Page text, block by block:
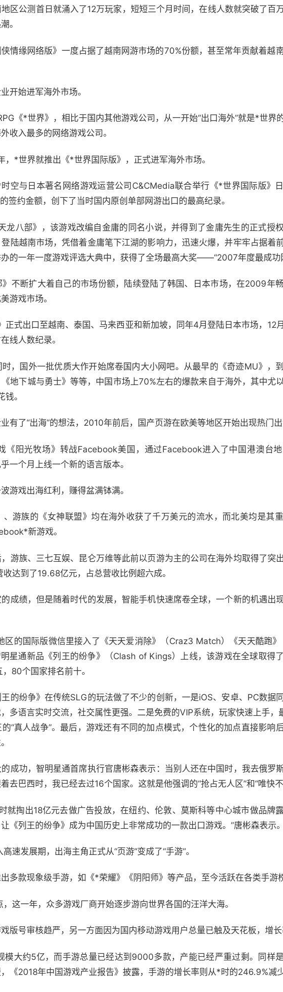
地区公测首日就涌入了12万玩家，短短三个月时间，在线人数就突破了百
。
情缘网络版》一度占据了越南网游市场的70%份额，甚至常年贡献着越
开始进军海外市场。
《*世界》，相比于国内其他游戏公司，从一开始“出口海外”就是*世界
收入最多的网络游戏公司。
*世界就推出《*世界国际版》，正式进军海外市场。
空与日本著名网络游戏运营公司C&CMedia联合举行《*世界国际版》
签约金额，创下了当时国内原创单部网游出口的最高纪录。
龙八部》，该游戏改编自金庸的同名小说，并得到了金庸先生的正式授
陆越南市场，凭借着金庸笔下江湖的影响力，迅速火爆，并牢牢占据着
的一年一度游戏评选大典中，获得了全场最高大奖——“2007年度最成功
不断扩大着自己的市场份额，陆续登陆了韩国、日本市场，在2009年
游戏市场。
式出口至越南、泰国、马来西亚和新加坡，同年4月登陆日本市场，12
线人数纪录。
，国外一批优质大作开始席卷国内大小网吧。从最早的《奇迹MU》，
《地下城与勇士》等等，中国市场上70%左右的爆款来自于海外，其中尤
。
有了“出海”的想法，2010年前后，国产页游在欧美等地区开始出现热门出
《阳光牧场》转战Facebook美国，通过Facebook进入了中国港澳台
一个月上线一个新的语言版本。
游戏出海红利，赚得盆满钵满。
、游族的《女神联盟》均在海外收获了千万美元的流水，而北美均是其
新游戏。
游族、三七互娱、昆仑万维等此前以页游为主的公司在海外均取得了突
达到了19.68亿元，占总营收比例超六成。
成绩，但是随着时代的发展，智能手机快速席卷全球，一个新的机遇出
区的国际版微信里接入了《天天爱消除》（Craz3 Match）《天天酷跑
星通新品《列王的纷争》（Clash of Kings）上线，该游戏在全球取得
80个国家排名前十。
的纷争》在传统SLG的玩法做了不少的创新，一是iOS、安卓、PC数据
多语言实时交流，社交属性更强。二是免费的VIP系统，玩家快速上手，
“真人战争”。最后，游戏还有不同的加点模式，个性化的加点直接影响
成功，智明星通首席执行官唐彬森表示：当别人还在中国时，我去俄罗
去巴西时，我已经去过16个国家。这就是他强调的“抢占无人区”和“唯快不
就掏出18亿元去做广告投放，在纽约、伦敦、莫斯科等中心城市做品牌
《列王的纷争》成为中国历史上非常成功的一款出口游戏。”唐彬森表示。
速发展期，出海主角正式从“页游”变成了“手游”。
多款现象级手游，如《*荣耀》《阴阳师》等产品，至今活跃在各类手游
这一年，众多游戏厂商开始逐步游向世界各国的汪洋大海。
版号审核趋严，另一方面因为国内移动游戏用户总量已触及天花板，增长
模大约5亿，而手游总量已经达到9000多款，产能已经严重过剩。同样
《2018年中国游戏产业报告》披露，手游的增长率则从*时的246.9%减